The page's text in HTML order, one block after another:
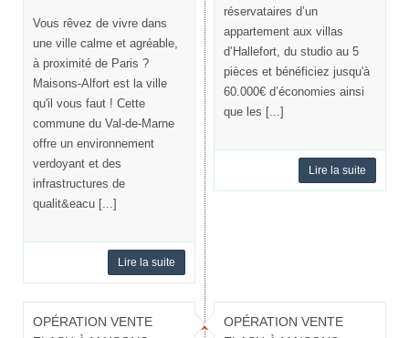
Vous rêvez de vivre dans
une ville calme et agréable,
à proximité de Paris ?
Maisons-Alfort est la ville
qu'il vous faut ! Cette
commune du Val-de-Marne
offre un environnement
verdoyant et des
infrastructures de
qualit&eacu [...]
Lire la suite
réservataires d’un
appartement aux villas
d’Hallefort, du studio au 5
pièces et bénéficiez jusqu'à
60.000€ d’économies ainsi
que les [...]
Lire la suite
OPÉRATION VENTE
OPÉRATION VENTE